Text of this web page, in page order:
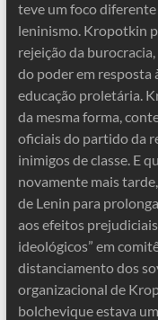
teve um foco
leninismo. Kropotkin
rejeição da
do poder em resposta
educação proletária.
da mesma forma,
oficiais do partido da
inimigos de classe. E
novamente mais
de Lenin para
aos efeitos
ideológicos” em
distanciamento dos
organizacional de
bolchevique estava